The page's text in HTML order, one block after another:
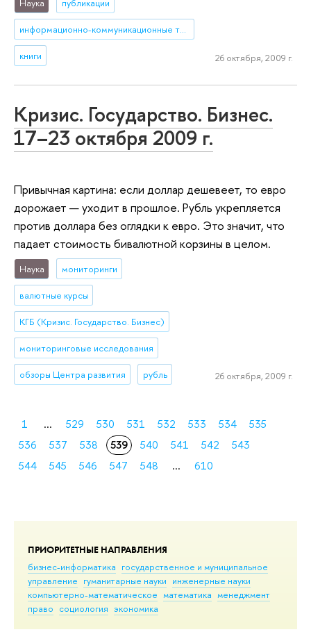
ПРИОРИТЕТНЫЕ НАПРАВЛЕНИЯ
бизнес-информатика государственное и муниципальное
управление гуманитарные науки инженерные науки
компьютерно-математическое математика менеджмент
право социология экономика
Наука публикации
информационно-коммуникационные технологии
книги 26 октября, 2009 г.
Кризис. Государство. Бизнес.
17–23 октября 2009 г.
Привычная картина: если доллар дешевеет, то евро
дорожает — уходит в прошлое. Рубль укрепляется
против доллара без оглядки к евро. Это значит, что
падает стоимость бивалютной корзины в целом.
Наука мониторинги
валютные курсы
КГБ (Кризис. Государство. Бизнес)
мониторинговые исследования
обзоры Центра развития рубль 26 октября, 2009 г.
1 ... 529 530 531 532 533 534
535
536
537 538 539 540 541 542
543
544
545 546 547 548 ... 610